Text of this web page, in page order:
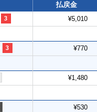
払戻金
3 ¥5,010
3 ¥770
¥1,480
¥530